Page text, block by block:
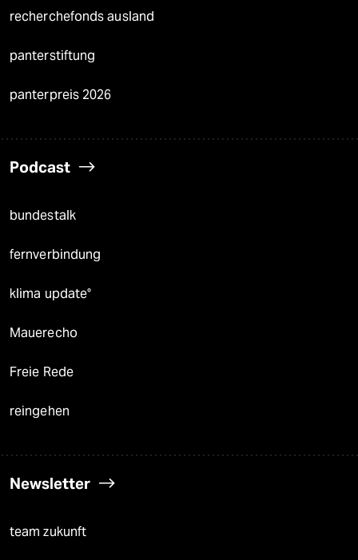
recherchefonds ausland
panterstiftung
panterpreis 2026
Podcast
bundestalk
fernverbindung
klima update°
Mauerecho
Freie Rede
reingehen
Newsletter
team zukunft